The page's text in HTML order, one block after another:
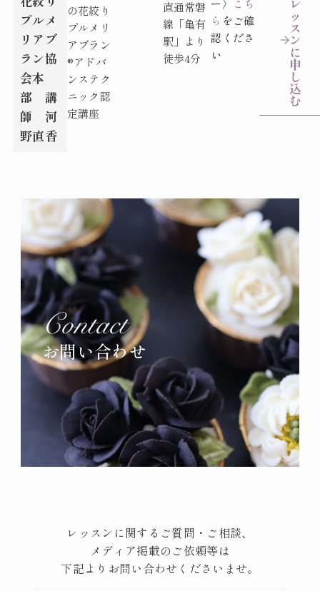
プルメ
リアブ
ラン協
会本
部 講
師 河
野直香
の花絞り
プルメリ
アブラン
®︎アドバ
ンステク
ニック認
定講座
直通常磐
線「亀有
駅」より
徒歩4分
ー〉 こち
ら をご確
認くださ
い
ッ
ス
ン
に
申
し
込
む
お問い合わせ
レッスンに関するご質問・ご相談、
メディア掲載のご依頼等は
下記よりお問い合わせくださいませ。